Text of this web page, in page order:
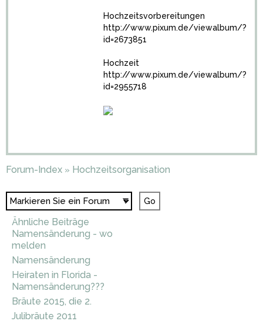
Hochzeitsvorbereitungen
http://www.pixum.de/viewalbum/?
id=2673851
Hochzeit
http://www.pixum.de/viewalbum/?
id=2955718
Forum-Index » Hochzeitsorganisation
Ähnliche Beiträge
Namensänderung - wo
melden
Namensänderung
Heiraten in Florida -
Namensänderung???
Bräute 2015, die 2.
Julibräute 2011